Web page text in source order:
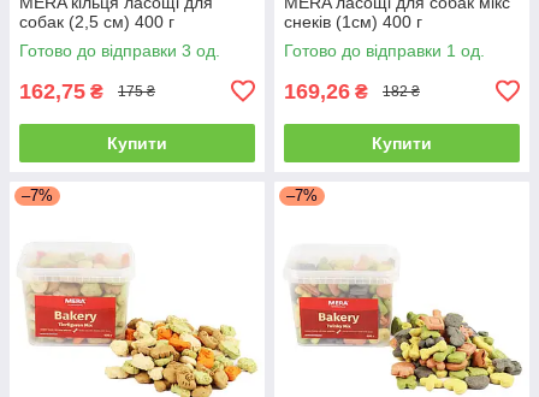
собак (2,5 см) 400 г
Готово до відправки 3 од.
162,75 ₴ 175 ₴
Купити
снеків (1см) 400 г
Готово до відправки 1 од.
169,26 ₴ 182 ₴
Купити
–7% –7%